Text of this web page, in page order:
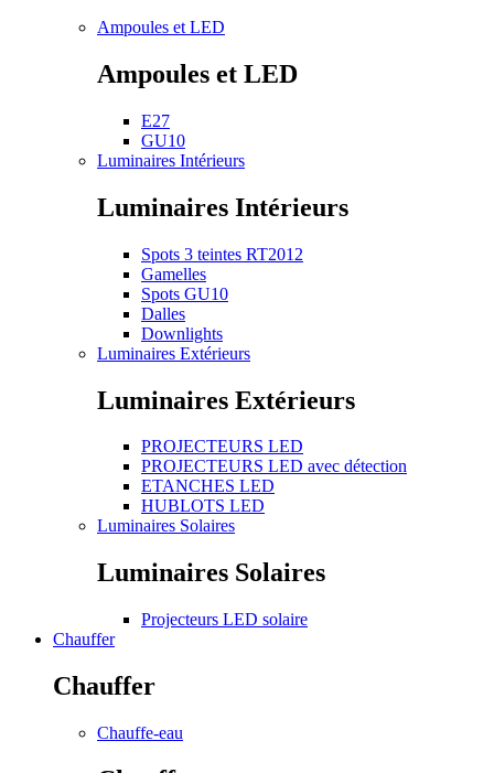
Ampoules et LED
Ampoules et LED
E27
GU10
Luminaires Intérieurs
Luminaires Intérieurs
Spots 3 teintes RT2012
Gamelles
Spots GU10
Dalles
Downlights
Luminaires Extérieurs
Luminaires Extérieurs
PROJECTEURS LED
PROJECTEURS LED avec détection
ETANCHES LED
HUBLOTS LED
Luminaires Solaires
Luminaires Solaires
Projecteurs LED solaire
Chauffer
Chauffer
Chauffe-eau